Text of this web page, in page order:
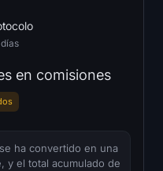
en comisiones
ha convertido en una
y el total acumulado de